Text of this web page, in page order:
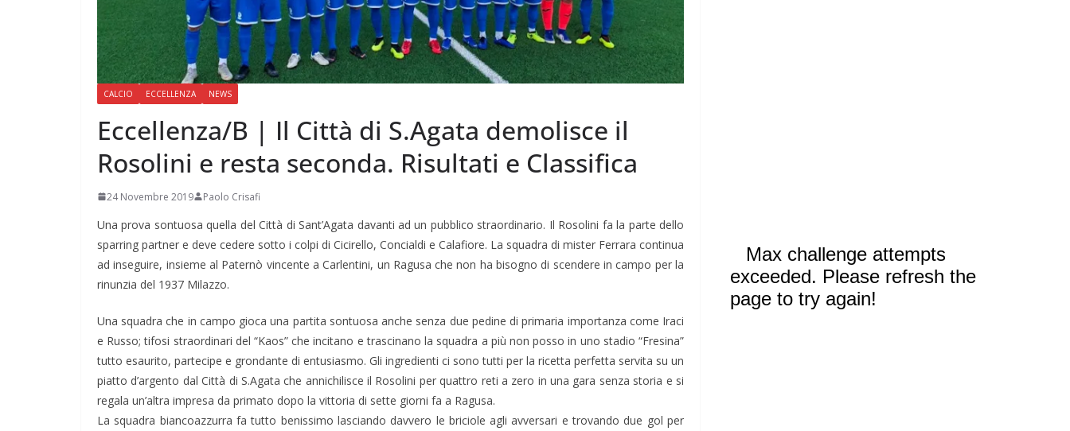
CALCIO ECCELLENZA NEWS
Eccellenza/B | Il Città di S.Agata demolisce il
Rosolini e resta seconda. Risultati e Classifica
24 Novembre 2019 Paolo Crisafi
Una prova sontuosa quella del Città di Sant’Agata davanti ad un pubblico straordinario. Il Rosolini fa la parte dello
sparring partner e deve cedere sotto i colpi di Cicirello, Concialdi e Calafiore. La squadra di mister Ferrara continua
ad inseguire, insieme al Paternò vincente a Carlentini, un Ragusa che non ha bisogno di scendere in campo per la
rinunzia del 1937 Milazzo.
Una squadra che in campo gioca una partita sontuosa anche senza due pedine di primaria importanza come Iraci
e Russo; tifosi straordinari del “Kaos” che incitano e trascinano la squadra a più non posso in uno stadio “Fresina”
tutto esaurito, partecipe e grondante di entusiasmo. Gli ingredienti ci sono tutti per la ricetta perfetta servita su un
piatto d’argento dal Città di S.Agata che annichilisce il Rosolini per quattro reti a zero in una gara senza storia e si
regala un’altra impresa da primato dopo la vittoria di sette giorni fa a Ragusa.
La squadra biancoazzurra fa tutto benissimo lasciando davvero le briciole agli avversari e trovando due gol per